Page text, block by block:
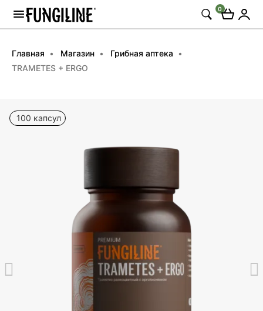
0
Главная Магазин
Грибная аптека
TRAMETES + ERGO
100 капсул